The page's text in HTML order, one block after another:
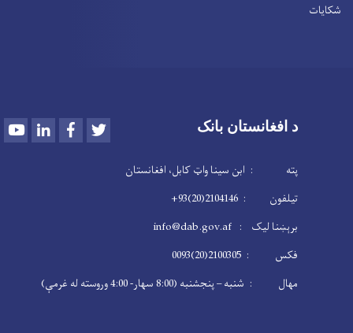
شکایات
د افغانستان بانک YoutubeLinkedInFacebook
پته : ابن سینا واټ کابل، افغانستان
تیلفون : 2104146(20)93+
برېښنا لیک : info@dab.gov.af
فکس : 2100305(20)0093
مهال : شنبه – پنجشنبه (8:00 سهار- 4:00 وروسته له غرمې)